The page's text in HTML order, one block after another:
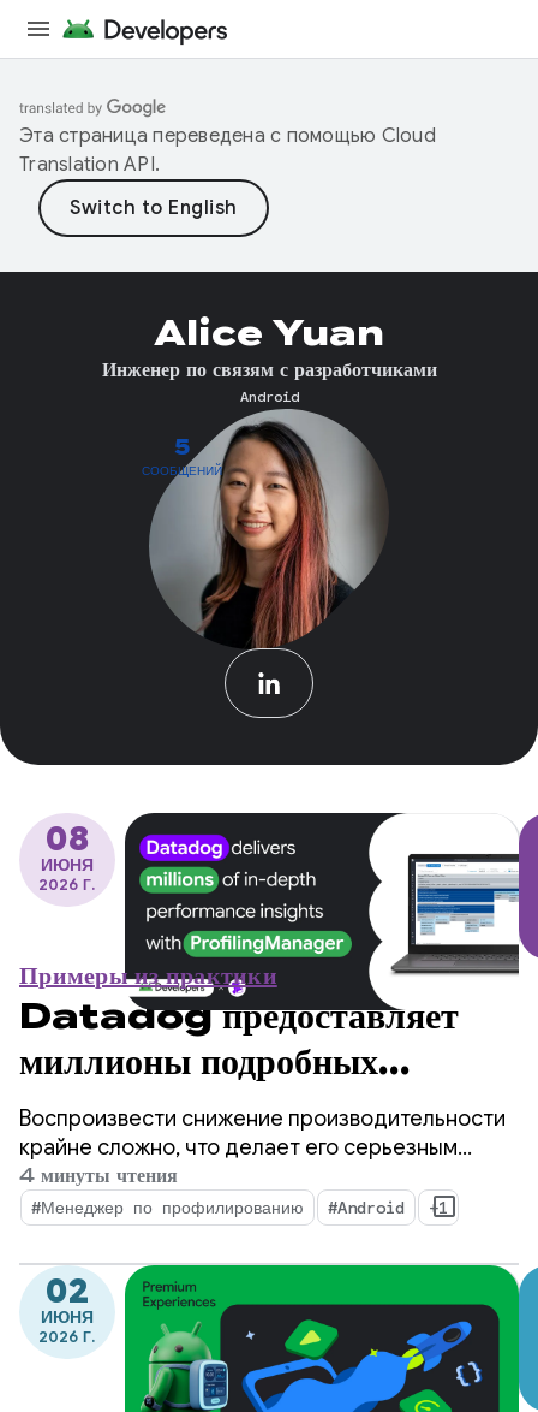
Эта страница переведена с помощью Cloud
Translation API.
5
СООБЩЕНИЙ
Alice Yuan
Инженер по связям с разработчиками
Android
08
ИЮНЯ
2026 Г.
Примеры из практики
Datadog предоставляет
миллионы подробных
аналитических данных о
производительности с
помощью
Воспроизвести снижение производительности
крайне сложно, что делает его серьезным
препятствием для разработчиков мобильных
приложений.
4 минуты чтения
#Менеджер по профилированию #Android +1
02
ИЮНЯ
2026 Г.